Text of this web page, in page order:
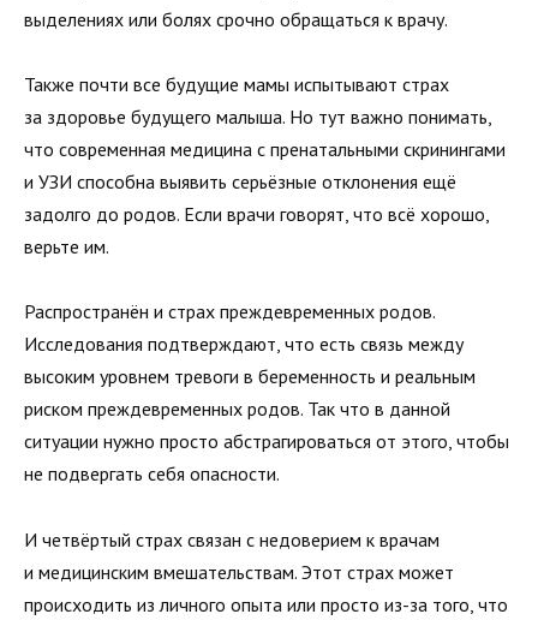
выделениях или болях срочно обращаться к врачу.
Также почти все будущие мамы испытывают страх
за здоровье будущего малыша. Но тут важно понимать,
что современная медицина с пренатальными скринингами
и УЗИ способна выявить серьёзные отклонения ещё
задолго до родов. Если врачи говорят, что всё хорошо,
верьте им.
Распространён и страх преждевременных родов.
Исследования подтверждают, что есть связь между
высоким уровнем тревоги в беременность и реальным
риском преждевременных родов. Так что в данной
ситуации нужно просто абстрагироваться от этого, чтобы
не подвергать себя опасности.
И четвёртый страх связан с недоверием к врачам
и медицинским вмешательствам. Этот страх может
происходить из личного опыта или просто из-за того, что